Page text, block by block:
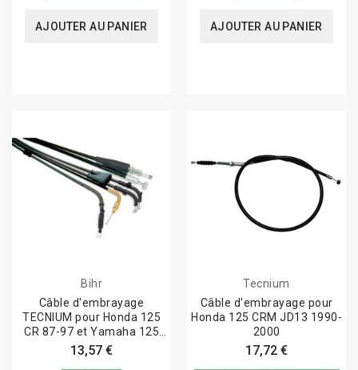
AJOUTER AU PANIER AJOUTER AU PANIER
Bihr
Câble d'embrayage
TECNIUM pour Honda 125
CR 87-97 et Yamaha 125
YZ 05-20
13,57 €
Tecnium
Câble d'embrayage pour
Honda 125 CRM JD13 1990-
2000
17,72 €